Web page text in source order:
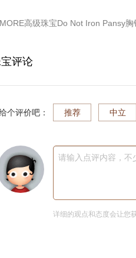
高级珠宝Do Not Iron Pansy
评论
个评价吧： 推荐 中立
请输入点评内容，不
详细的观点和态度会让您